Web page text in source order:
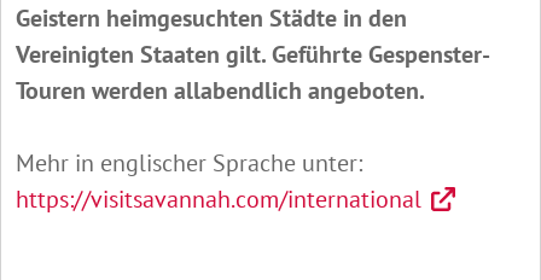
Geistern heimgesuchten Städte in den
Vereinigten Staaten gilt. Geführte Gespenster-
Touren werden allabendlich angeboten.
Mehr in englischer Sprache unter:
https://visitsavannah.com/international